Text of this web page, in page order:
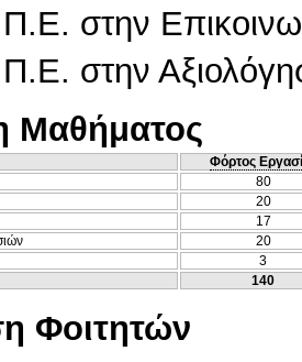
στην
στην
Μαθήματος
Φόρτος
80
20
17
20
3
140
Φοιτητών